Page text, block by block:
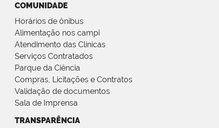
COMUNIDADE
Horários de ônibus
Alimentação nos campi
Atendimento das Clínicas
Serviços Contratados
Parque da Ciência
Compras, Licitações e Contratos
Validação de documentos
Sala de Imprensa
TRANSPARÊNCIA